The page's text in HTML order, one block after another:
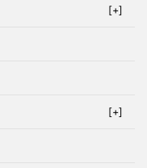
[+]
[+]